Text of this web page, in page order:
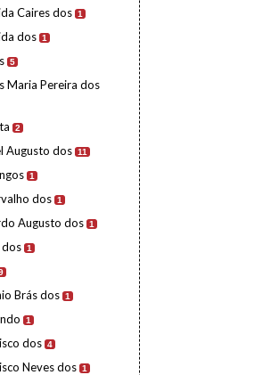
Caires dos 1
dos 1
5
Maria Pereira dos
2
Augusto dos 11
1
dos 1
Augusto dos 1
dos 1
Brás dos 1
1
dos 4
Neves dos 1